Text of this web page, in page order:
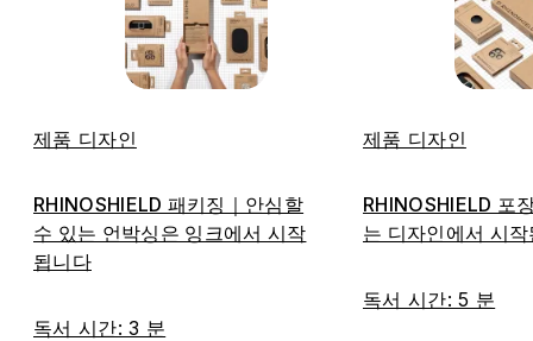
제품 디자인
RHINOSHIELD 패키징｜안심할
수 있는 언박싱은 잉크에서 시작
됩니다
독서 시간: 3 분
제품 디자인
RHINOSHIELD 포
는 디자인에서 시
독서 시간: 5 분